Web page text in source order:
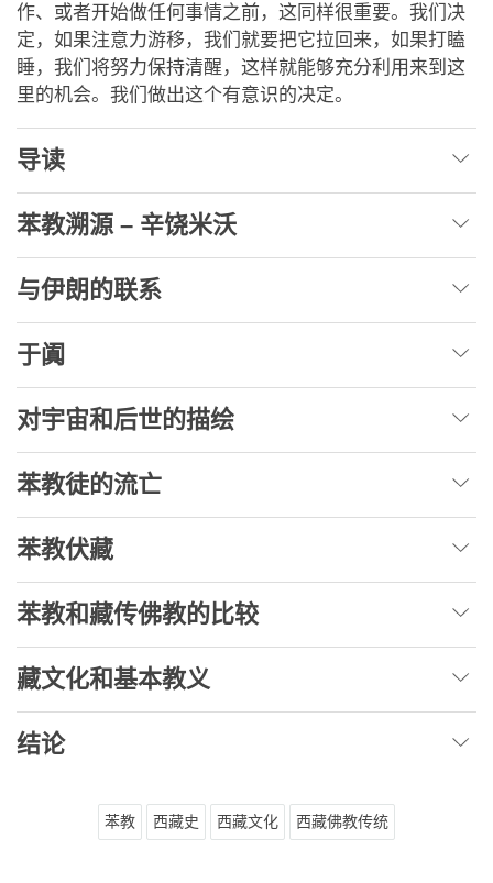
作、或者开始做任何事情之前，这同样很重要。我们决
定，如果注意力游移，我们就要把它拉回来，如果打瞌
睡，我们将努力保持清醒，这样就能够充分利用来到这
里的机会。我们做出这个有意识的决定。
导读
苯教溯源 – 辛饶米沃
与伊朗的联系
于阗
对宇宙和后世的描绘
苯教徒的流亡
苯教伏藏
苯教和藏传佛教的比较
藏文化和基本教义
结论
苯教 西藏史 西藏文化 西藏佛教传统